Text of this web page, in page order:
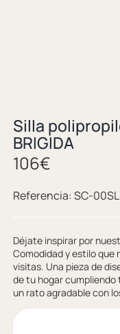
Silla
BRIGIDA
106€
Referencia:SC-
Déjate inspirar por
Comodidad y estilo que
visitas. Una pieza de
de tu hogar
un rato agradable con